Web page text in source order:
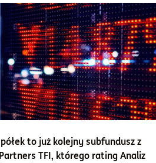
konto
Zaloguj
to już kolejny subfundusz z
TFI, którego rating Analiz